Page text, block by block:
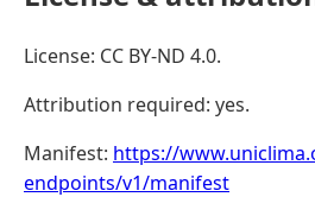
License: CC BY-ND 4.0.
Attribution required: yes.
Manifest: https://
endpoints/v1/manifest